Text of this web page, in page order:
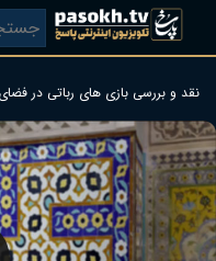
نقد و بررسی بازی های رباتی در فضای